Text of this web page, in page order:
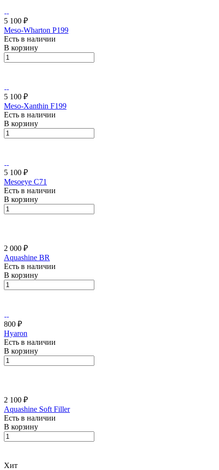
5 100 ₽
Meso-Wharton P199
Есть в наличии
В корзину
5 100 ₽
Meso-Xanthin F199
Есть в наличии
В корзину
5 100 ₽
Mesoeye C71
Есть в наличии
В корзину
2 000 ₽
Aquashine BR
Есть в наличии
В корзину
800 ₽
Hyaron
Есть в наличии
В корзину
2 100 ₽
Aquashine Soft Filler
Есть в наличии
В корзину
Хит